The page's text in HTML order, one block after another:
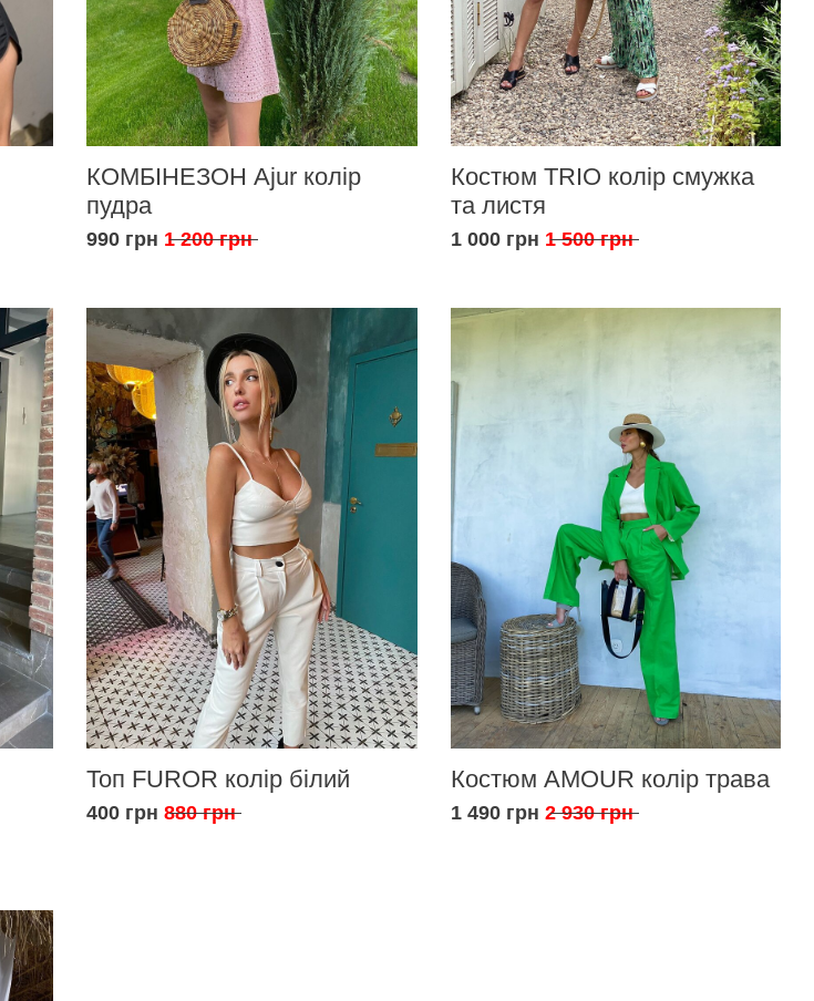
КОМБІНЕЗОН Ajur колір
пудра
990 грн 1 200 грн
Костюм TRIO колір смужка
та листя
1 000 грн 1 500 грн
Топ FUROR колір білий
400 грн 880 грн
Костюм AMOUR колір трава
1 490 грн 2 930 грн